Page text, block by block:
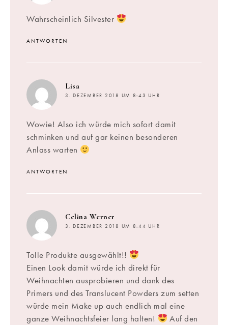
Wahrscheinlich Silvester
ANTWORTEN
Lisa
3. DEZEMBER 2018 UM 8:43 UHR
Wowie! Also ich würde mich sofort damit
schminken und auf gar keinen besonderen
Anlass warten
ANTWORTEN
Celina Werner
3. DEZEMBER 2018 UM 8:44 UHR
Tolle Produkte ausgewählt!!
Einen Look damit würde ich direkt für
Weihnachten ausprobieren und dank des
Primers und des Translucent Powders zum setten
würde mein Make up auch endlich mal eine
ganze Weihnachtsfeier lang halten!
Auf den